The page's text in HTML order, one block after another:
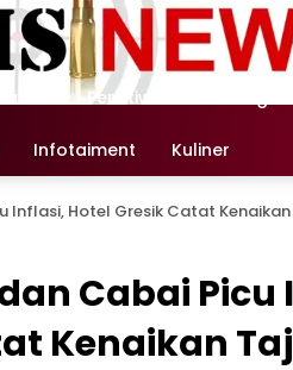
Peristiwa
Infotaiment Kuliner
Inflasi, Hotel Gresik Catat
Cabai Picu
Kenaikan